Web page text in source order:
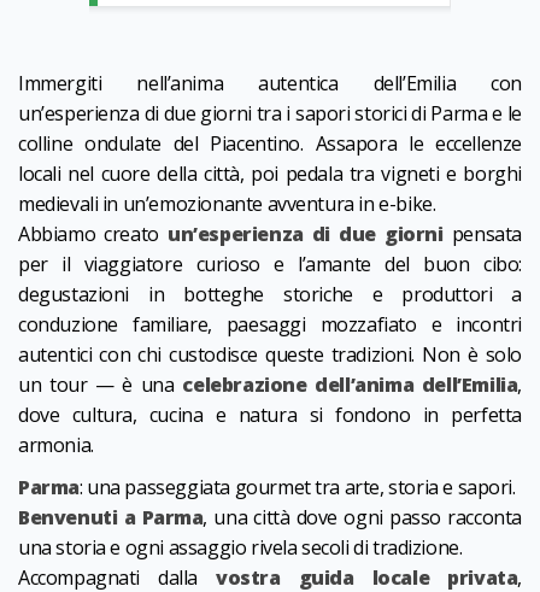
Immergiti nell’anima autentica dell’Emilia con
un’esperienza di due giorni tra i sapori storici di Parma e le
colline ondulate del Piacentino. Assapora le eccellenze
locali nel cuore della città, poi pedala tra vigneti e borghi
medievali in un’emozionante avventura in e-bike.
Abbiamo creato un’esperienza di due giorni pensata
per il viaggiatore curioso e l’amante del buon cibo:
degustazioni in botteghe storiche e produttori a
conduzione familiare, paesaggi mozzafiato e incontri
autentici con chi custodisce queste tradizioni. Non è solo
un tour — è una celebrazione dell’anima dell’Emilia,
dove cultura, cucina e natura si fondono in perfetta
armonia.
Parma: una passeggiata gourmet tra arte, storia e sapori.
Benvenuti a Parma, una città dove ogni passo racconta
una storia e ogni assaggio rivela secoli di tradizione.
Accompagnati dallavostra guida locale privata,